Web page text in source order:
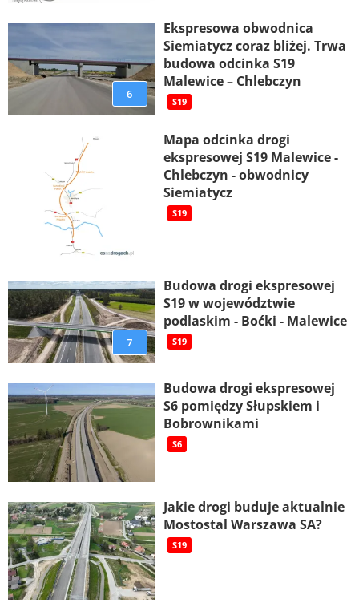
6
Ekspresowa obwodnica
Siemiatycz coraz bliżej. Trwa
budowa odcinka S19
Malewice – Chlebczyn
S19
Mapa odcinka drogi
ekspresowej S19 Malewice -
Chlebczyn - obwodnicy
Siemiatycz
S19
7
Budowa drogi ekspresowej
S19 w województwie
podlaskim - Boćki - Malewice
S19
Budowa drogi ekspresowej
S6 pomiędzy Słupskiem i
Bobrownikami
S6
Jakie drogi buduje aktualnie
Mostostal Warszawa SA?
S19